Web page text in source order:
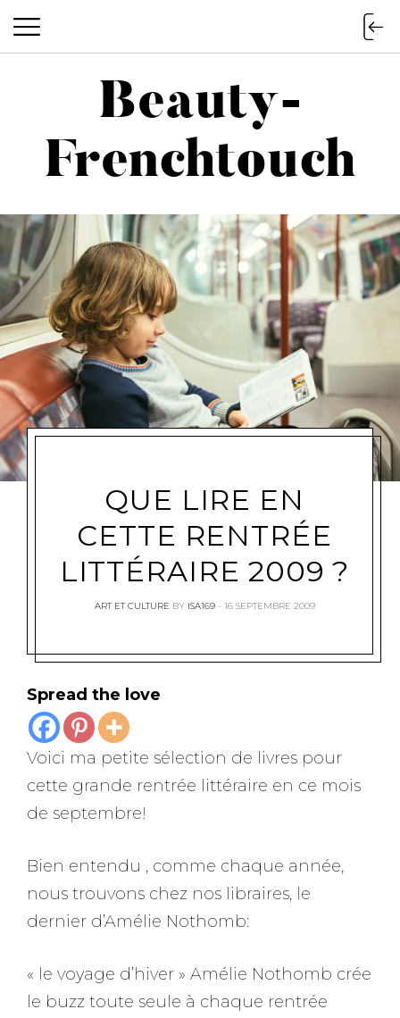
Beauty-Frenchtouch
Beauty-
Frenchtouch
QUE LIRE EN
CETTE RENTRÉE
LITTÉRAIRE 2009 ?
ART ET CULTURE BY ISA169 16 SEPTEMBRE 2009
Spread the love
Voici ma petite sélection de livres pour
cette grande rentrée littéraire en ce mois
de septembre!
Bien entendu , comme chaque année,
nous trouvons chez nos libraires, le
dernier d’Amélie Nothomb:
« le voyage d’hiver » Amélie Nothomb crée
le buzz toute seule à chaque rentrée